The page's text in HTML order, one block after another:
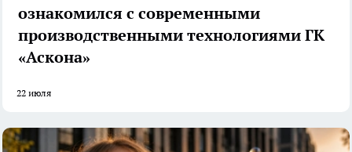
ознакомился с современными
производственными технологиями ГК
«Аскона»
22 июля